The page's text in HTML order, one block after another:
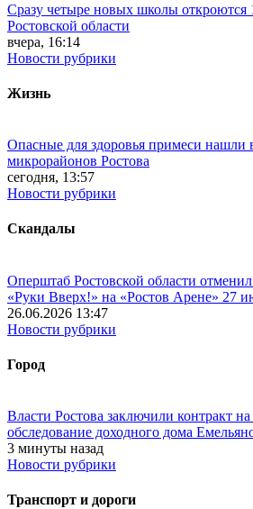
Сразу четыре новых школы откроются
Ростовской области
вчера, 16:14
Новости рубрики
Жизнь
Опасные для здоровья примеси нашли
микрорайонов Ростова
сегодня, 13:57
Новости рубрики
Скандалы
Оперштаб Ростовской области
«Руки Вверх!» на «Ростов Арене» 27
26.06.2026 13:47
Новости рубрики
Город
Власти Ростова заключили контракт
обследование доходного дома
3 минуты назад
Новости рубрики
Транспорт и дороги